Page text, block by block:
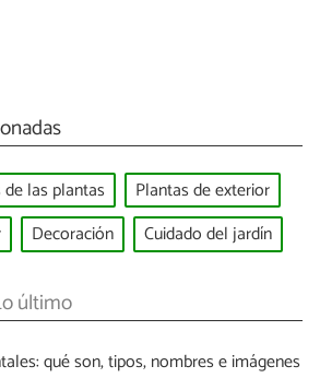
las plantas
Plantas de exterior
Decoración Cuidado del jardín
último
qué son, tipos, nombres e imágenes